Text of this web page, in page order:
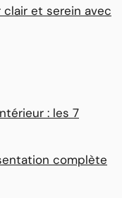
et serein avec
: les 7
complète